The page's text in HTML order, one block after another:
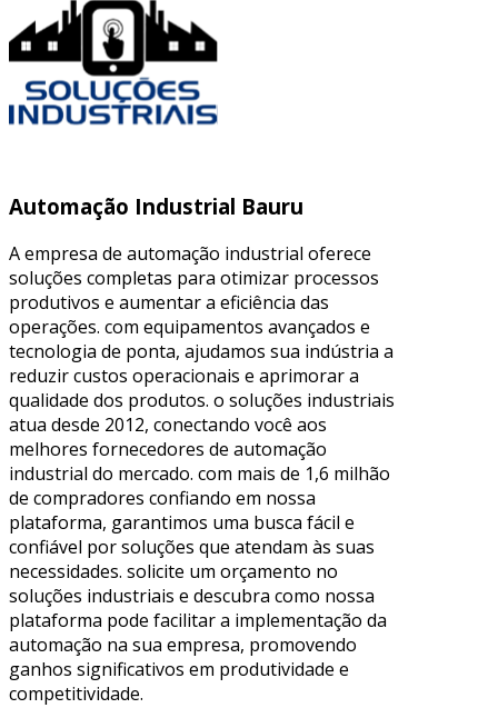
Automação Industrial Bauru
A empresa de automação industrial oferece
soluções completas para otimizar processos
produtivos e aumentar a eficiência das
operações. com equipamentos avançados e
tecnologia de ponta, ajudamos sua indústria a
reduzir custos operacionais e aprimorar a
qualidade dos produtos. o soluções industriais
atua desde 2012, conectando você aos
melhores fornecedores de automação
industrial do mercado. com mais de 1,6 milhão
de compradores confiando em nossa
plataforma, garantimos uma busca fácil e
confiável por soluções que atendam às suas
necessidades. solicite um orçamento no
soluções industriais e descubra como nossa
plataforma pode facilitar a implementação da
automação na sua empresa, promovendo
ganhos significativos em produtividade e
competitividade.